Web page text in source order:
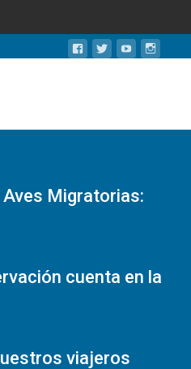
Migratorias:
cuenta en la
viajeros